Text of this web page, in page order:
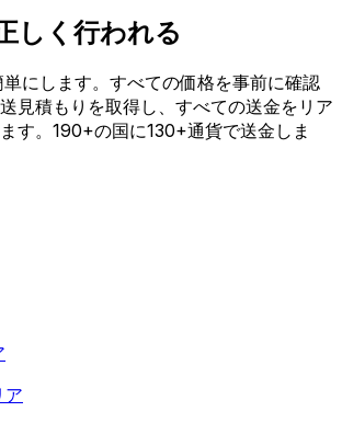
しく行われる
にします。すべての価格を事前に確認
見積もりを取得し、すべての送金をリア
す。190+の国に130+通貨で送金しま
ア